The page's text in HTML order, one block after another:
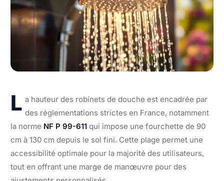
L a hauteur des robinets de douche est encadrée par
des réglementations strictes en France, notamment
la norme NF P 99-611 qui impose une fourchette de 90
cm à 130 cm depuis le sol fini. Cette plage permet une
accessibilité optimale pour la majorité des utilisateurs,
tout en offrant une marge de manœuvre pour des